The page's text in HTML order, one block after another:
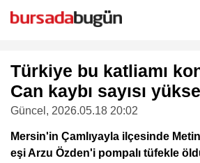
Türkiye bu katliamı
Can kaybı sayısı
Güncel , 2026.05.18 20:02
Mersin'in Çamlıyayla ilçesinde Metin
eşi Arzu Özden'i pompalı tüfekle